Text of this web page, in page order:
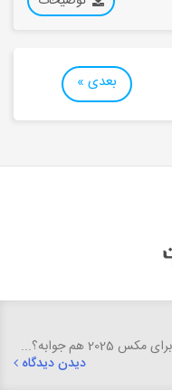
بعدی »
دیدن دیدگاه
از سایت خوب و آبجکت
دیدن دیدگاه